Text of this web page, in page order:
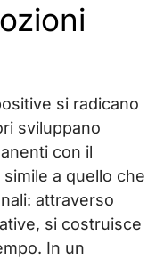
si radicano
sviluppano
con il
a quello che
attraverso
si costruisce
In un